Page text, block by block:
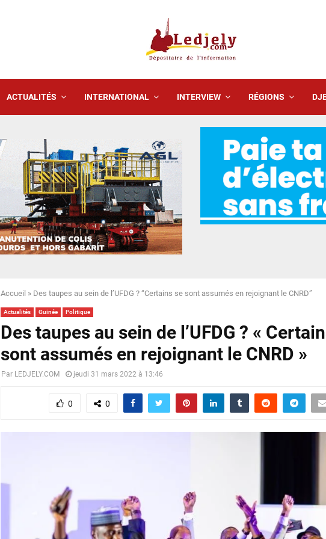
ACTUALITÉS INTERNATIONAL INTERVIEW RÉGIONS
Accueil » Des taupes au sein de l’UFDG ? “Certains se sont assumés en rejoignant le CNRD”
Actualités Guinée Politique
Des taupes au sein de l’UFDG ? «
sont assumés en rejoignant le CNRD »
Par LEDJELY.COM jeudi 31 mars 2022 à 13:46
0 0